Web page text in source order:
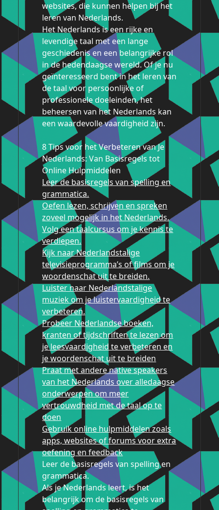
websites, die kunnen helpen bij het
leren van Nederlands.
Het Nederlands is een rijke en
levendige taal met een lange
geschiedenis en een belangrijke rol
in de hedendaagse wereld. Of je nu
geïnteresseerd bent in het leren van
de taal voor persoonlijke of
professionele doeleinden, het
beheersen van het Nederlands kan
een waardevolle vaardigheid zijn.
8 Tips voor het Verbeteren van Je
Nederlands: Van Basisregels tot
Online Hulpmiddelen
Leer de basisregels van spelling en
grammatica.
Oefen lezen, schrijven en spreken
zoveel mogelijk in het Nederlands.
Volg een taalcursus om je kennis te
verdiepen.
Kijk naar Nederlandstalige
televisieprogramma’s of films om je
woordenschat uit te breiden.
Luister naar Nederlandstalige
muziek om je luistervaardigheid te
verbeteren.
Probeer Nederlandse boeken,
kranten of tijdschriften te lezen om
je leesvaardigheid te verbeteren en
je woordenschat uit te breiden
Praat met andere native speakers
van het Nederlands over alledaagse
onderwerpen om meer
vertrouwdheid met de taal op te
doen
Gebruik online hulpmiddelen zoals
apps, websites of forums voor extra
oefening en feedback
Leer de basisregels van spelling en
grammatica.
Als je Nederlands leert, is het
belangrijk om de basisregels van